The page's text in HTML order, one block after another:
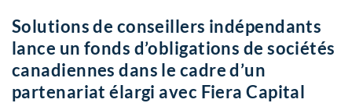
Solutions de conseillers indépendants
lance un fonds d’obligations de sociétés
canadiennes dans le cadre d’un
partenariat élargi avec Fiera Capital